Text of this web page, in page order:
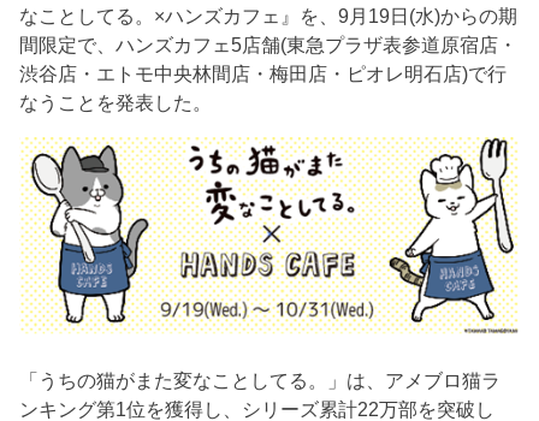
なことしてる。×ハンズカフェ』を、9月19日(水)からの期
間限定で、ハンズカフェ5店舗(東急プラザ表参道原宿店・
渋谷店・エトモ中央林間店・梅田店・ピオレ明石店)で行
なうことを発表した。
「うちの猫がまた変なことしてる。」は、アメブロ猫ラ
ンキング第1位を獲得し、シリーズ累計22万部を突破し